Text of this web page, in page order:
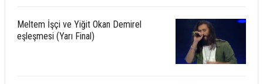
Meltem İşçi ve Yiğit Okan Demirel
eşleşmesi (Yarı Final)